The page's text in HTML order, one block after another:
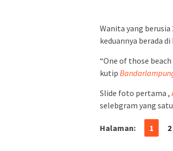
Wanita yang
keduannya berada di
“One of those
kutip
Slide foto pertama ,
selebgram yang
Halaman: 1 2